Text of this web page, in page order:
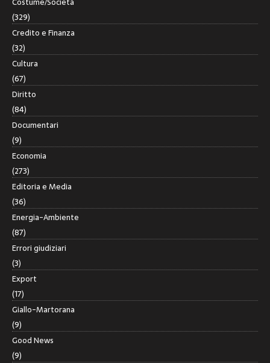
(329)
Credito e Finanza
(32)
Cultura
(67)
Diritto
(84)
Documentari
(9)
Economia
(273)
Editoria e Media
(36)
Energia-Ambiente
(87)
Errori giudiziari
(3)
Export
(17)
Giallo-Martorana
(9)
Good News
(9)